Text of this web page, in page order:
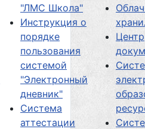
"ЛМС Школа"
Инструкция о
порядке
пользования
системой
"Электронный
дневник"
Система
аттестации
Центр